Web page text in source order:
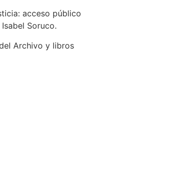
acceso público
Soruco.
Archivo y libros